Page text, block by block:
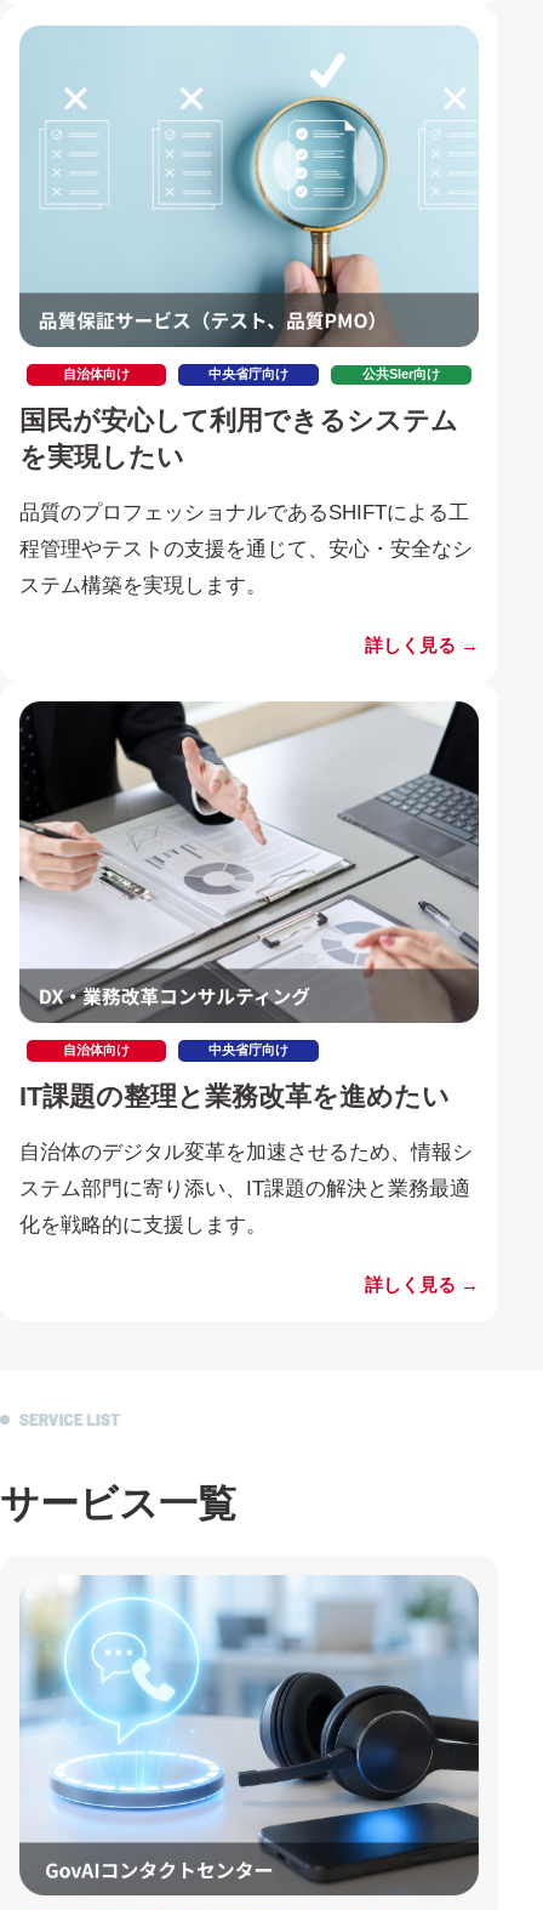
自治体向け 中央省庁向け 公共SIer向け
国民が安心して利用できるシステム
を実現したい
品質のプロフェッショナルであるSHIFTによる工
程管理やテストの支援を通じて、安心・安全なシ
ステム構築を実現します。
詳しく見る →
自治体向け 中央省庁向け
IT課題の整理と業務改革を進めたい
自治体のデジタル変革を加速させるため、情報シ
ステム部門に寄り添い、IT課題の解決と業務最適
化を戦略的に支援します。
詳しく見る →
サービス一覧